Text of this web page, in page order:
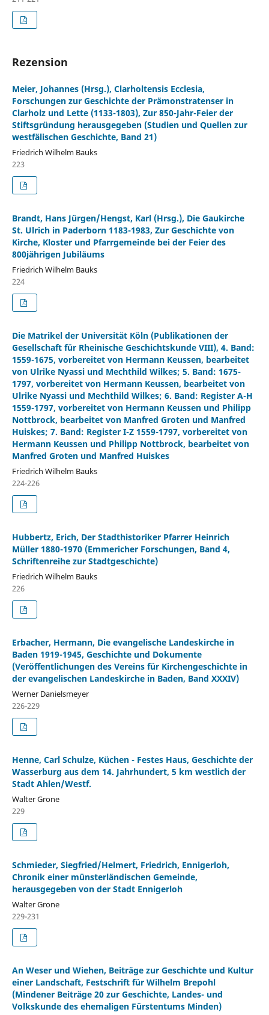
Rezension
Meier, Johannes (Hrsg.), Clarholtensis Ecclesia,
Forschungen zur Geschichte der Prämonstratenser in
Clarholz und Lette (1133-1803), Zur 850-Jahr-Feier der
Stiftsgründung herausgegeben (Studien und Quellen zur
westfälischen Geschichte, Band 21)
Friedrich Wilhelm Bauks
223
Brandt, Hans Jürgen/Hengst, Karl (Hrsg.), Die Gaukirche
St. Ulrich in Paderborn 1183-1983, Zur Geschichte von
Kirche, Kloster und Pfarrgemeinde bei der Feier des
800jährigen Jubiläums
Friedrich Wilhelm Bauks
224
Die Matrikel der Universität Köln (Publikationen der
Gesellschaft für Rheinische Geschichtskunde VIII), 4. Band:
1559-1675, vorbereitet von Hermann Keussen, bearbeitet
von Ulrike Nyassi und Mechthild Wilkes; 5. Band: 1675-
1797, vorbereitet von Hermann Keussen, bearbeitet von
Ulrike Nyassi und Mechthild Wilkes; 6. Band: Register A-H
1559-1797, vorbereitet von Hermann Keussen und Philipp
Nottbrock, bearbeitet von Manfred Groten und Manfred
Huiskes; 7. Band: Register I-Z 1559-1797, vorbereitet von
Hermann Keussen und Philipp Nottbrock, bearbeitet von
Manfred Groten und Manfred Huiskes
Friedrich Wilhelm Bauks
224-226
Hubbertz, Erich, Der Stadthistoriker Pfarrer Heinrich
Müller 1880-1970 (Emmericher Forschungen, Band 4,
Schriftenreihe zur Stadtgeschichte)
Friedrich Wilhelm Bauks
226
Erbacher, Hermann, Die evangelische Landeskirche in
Baden 1919-1945, Geschichte und Dokumente
(Veröffentlichungen des Vereins für Kirchengeschichte in
der evangelischen Landeskirche in Baden, Band XXXIV)
Werner Danielsmeyer
226-229
Henne, Carl Schulze, Küchen - Festes Haus, Geschichte der
Wasserburg aus dem 14. Jahrhundert, 5 km westlich der
Stadt Ahlen/Westf.
Walter Grone
229
Schmieder, Siegfried/Helmert, Friedrich, Ennigerloh,
Chronik einer münsterländischen Gemeinde,
herausgegeben von der Stadt Ennigerloh
Walter Grone
229-231
An Weser und Wiehen, Beiträge zur Geschichte und Kultur
einer Landschaft, Festschrift für Wilhelm Brepohl
(Mindener Beiträge 20 zur Geschichte, Landes- und
Volkskunde des ehemaligen Fürstentums Minden)